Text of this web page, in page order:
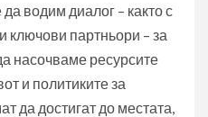
водим диалог – както с
ключови партньори – за
насочваме ресурсите
и политиките за
да достигат до местата,